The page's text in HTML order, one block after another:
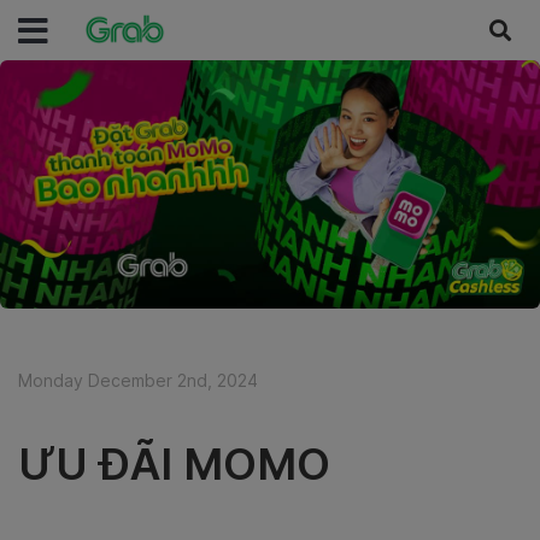
Monday December 2nd, 2024
ƯU ĐÃI MOMO